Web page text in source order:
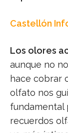
Castellón
Los olores
aunque no
hace cobrar
olfato nos
fundamental
recuerdos